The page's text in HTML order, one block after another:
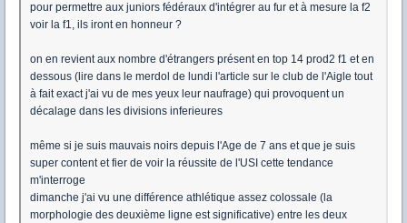
pour permettre aux juniors fédéraux d'intégrer au fur et à mesure la f2
voir la f1, ils iront en honneur ?
on en revient aux nombre d'étrangers présent en top 14 prod2 f1 et en
dessous (lire dans le merdol de lundi l'article sur le club de l'Aigle tout
à fait exact j'ai vu de mes yeux leur naufrage) qui provoquent un
décalage dans les divisions inferieures
même si je suis mauvais noirs depuis l'Age de 7 ans et que je suis
super content et fier de voir la réussite de l'USI cette tendance
m'interroge
dimanche j'ai vu une différence athlétique assez colossale (la
morphologie des deuxième ligne est significative) entre les deux